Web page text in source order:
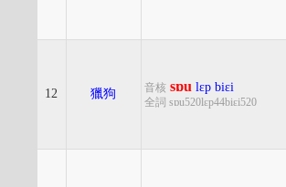
12 獵狗 音核 sɒu lɛp biɛi
全詞 sɒu520lɛp44biɛi520